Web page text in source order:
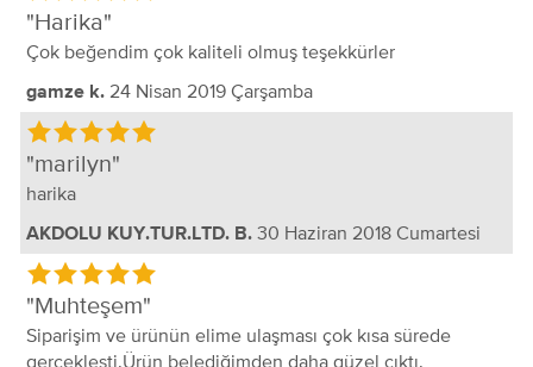
Harika
Çok beğendim çok kaliteli olmuş teşekkürler
gamze k. 24 Nisan 2019 Çarşamba
marilyn
harika
AKDOLU KUY.TUR.LTD. B. 30 Haziran 2018 Cumartesi
Muhteşem
Siparişim ve ürünün elime ulaşması çok kısa sürede
gerçekleşti.Ürün belediğimden daha güzel çıktı.